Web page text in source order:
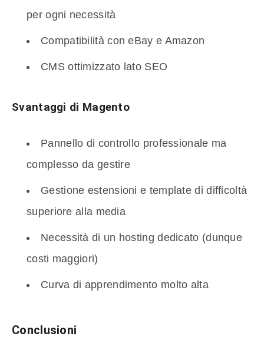
per ogni necessità
Compatibilità con eBay e Amazon
CMS ottimizzato lato SEO
Svantaggi di Magento
Pannello di controllo professionale ma
complesso da gestire
Gestione estensioni e template di difficoltà
superiore alla media
Necessità di un hosting dedicato (dunque
costi maggiori)
Curva di apprendimento molto alta
Conclusioni